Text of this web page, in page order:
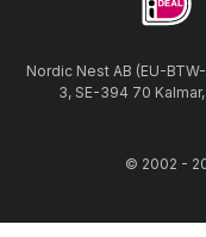
Nordic Nest AB (EU-
3, SE-394 70
© 2002 -